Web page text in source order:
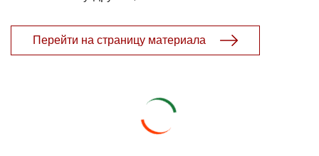
Перейти на страницу материала